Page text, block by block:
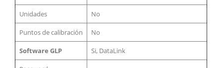
Unidades No
Puntos de calibración No
Software GLP Si, DataLink